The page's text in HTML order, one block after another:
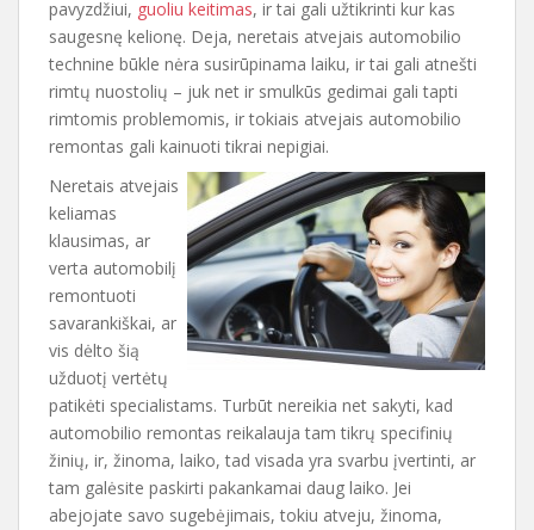
pavyzdžiui, guoliu keitimas, ir tai gali užtikrinti kur kas
saugesnę kelionę. Deja, neretais atvejais automobilio
technine būkle nėra susirūpinama laiku, ir tai gali atnešti
rimtų nuostolių – juk net ir smulkūs gedimai gali tapti
rimtomis problemomis, ir tokiais atvejais automobilio
remontas gali kainuoti tikrai nepigiai.
Neretais atvejais
keliamas
klausimas, ar
verta automobilį
remontuoti
savarankiškai, ar
vis dėlto šią
užduotį vertėtų
patikėti specialistams. Turbūt nereikia net sakyti, kad
automobilio remontas reikalauja tam tikrų specifinių
žinių, ir, žinoma, laiko, tad visada yra svarbu įvertinti, ar
tam galėsite paskirti pakankamai daug laiko. Jei
abejojate savo sugebėjimais, tokiu atveju, žinoma,